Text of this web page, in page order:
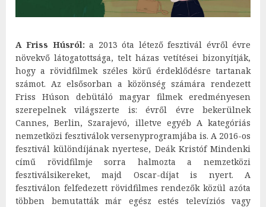
A Friss Húsról: a 2013 óta létező fesztivál évről évre
növekvő látogatottsága, telt házas vetítései bizonyítják,
hogy a rövidfilmek széles körű érdeklődésre tartanak
számot. Az elsősorban a közönség számára rendezett
Friss Húson debütáló magyar filmek eredményesen
szerepelnek világszerte is: évről évre bekerülnek
Cannes, Berlin, Szarajevó, illetve egyéb A kategóriás
nemzetközi fesztiválok versenyprogramjába is. A 2016-os
fesztivál különdíjának nyertese, Deák Kristóf Mindenki
című rövidfilmje sorra halmozta a nemzetközi
fesztiválsikereket, majd Oscar-díjat is nyert. A
fesztiválon felfedezett rövidfilmes rendezők közül azóta
többen bemutatták már egész estés televíziós vagy